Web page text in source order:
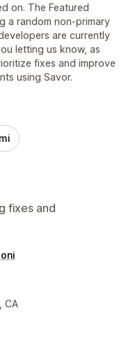
on. The Featured
a random non-primary
are currently
letting us know, as
fixes and improve
using Savor.
fixes and
CA